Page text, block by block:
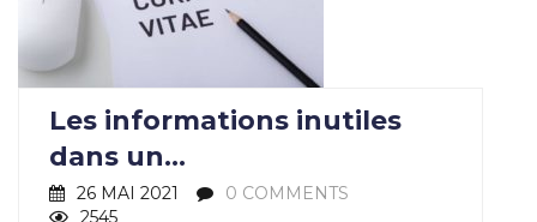
Les informations inutiles
dans un...
26 MAI 2021
0 COMMENTS
2545